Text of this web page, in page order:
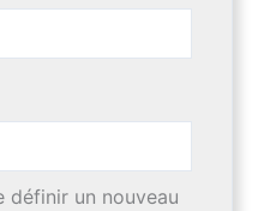
définir un nouveau